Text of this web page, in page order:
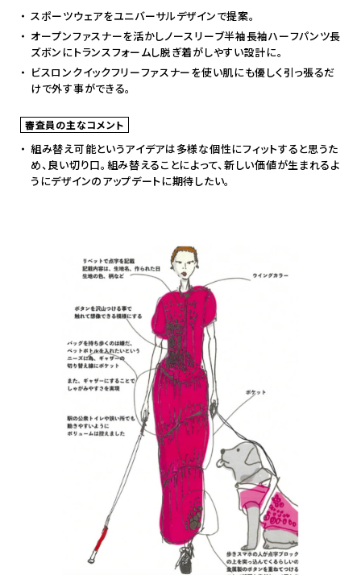
スポーツウェアをユニバーサルデザインで提案。
オープンファスナーを活かしノースリーブ半袖長袖ハーフパンツ長
ズボンにトランスフォームし脱ぎ着がしやすい設計に。
ビスロンクイックフリーファスナーを使い肌にも優しく引っ張るだ
けで外す事ができる。
審査員の主なコメント
組み替え可能というアイデアは多様な個性にフィットすると思うた
め、良い切り口。組み替えることによって、新しい価値が生まれるよ
うにデザインのアップデートに期待したい。